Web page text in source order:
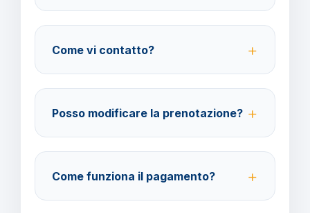
assicurazione medico-bagaglio e annullamento
viaggio a tariffe convenienti.
Come vi contatto?
email all'indirizzo amministrazione@barbaviaggi.it,
oppure tramite il sito barbaviaggi.it.
Posso modificare la prenotazione?
giorni lavorativi prima della partenza con un costo di
70 euro per ogni modifica.
Come funziona il pagamento?